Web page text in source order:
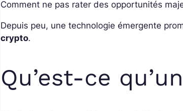
Comment ne pas rater des opportunités
Depuis peu, une technologie émergente
crypto.
Qu’est-ce